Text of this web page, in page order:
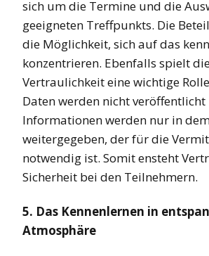
sich um die Termine und die
geeigneten Treffpunkts. Die
die Möglichkeit, sich auf das
konzentrieren. Ebenfalls spielt
Vertraulichkeit eine wichtige
Daten werden nicht veröffentlicht
Informationen werden nur in
weitergegeben, der für die
notwendig ist. Somit ensteht
Sicherheit bei den Teilnehmern.
5. Das Kennenlernen in
Atmosphäre